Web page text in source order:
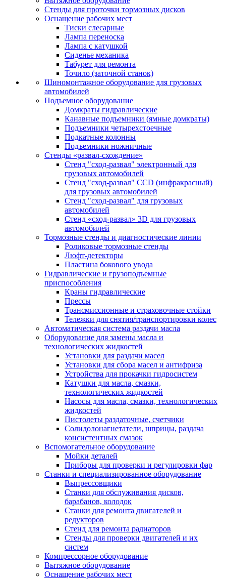
Стенды для проточки тормозных дисков
Оснащение рабочих мест
Тиски слесарные
Лампа переноска
Лампа с катушкой
Сиденье механика
Табурет для ремонта
Точило (заточной станок)
Шиномонтажное оборудование для грузовых
автомобилей
Подъемное оборудование
Домкраты гидравлические
Канавные подъемники (ямные домкраты)
Подъемники четырехстоечные
Подкатные колонны
Подъемники ножничные
Стенды «развал-схождение»
Стенд "сход-развал" электронный для
грузовых автомобилей
Стенд "сход-развал" CCD (инфракрасный)
для грузовых автомобилей
Стенд "сход-развал" для грузовых
автомобилей
Стенд «сход-развал» 3D для грузовых
автомобилей
Тормозные стенды и диагностические линии
Роликовые тормозные стенды
Люфт-детекторы
Пластина бокового увода
Гидравлические и грузоподъемные
приспособления
Краны гидравлические
Прессы
Трансмиссионные и страховочные стойки
Тележки для снятия/транспортировки колес
Автоматическая система раздачи масла
Оборудование для замены масла и
технологических жидкостей
Установки для раздачи масел
Установки для сбора масел и антифриза
Устройства для прокачки гидросистем
Катушки для масла, смазки,
технологических жидкостей
Насосы для масла, смазки, технологических
жидкостей
Пистолеты раздаточные, счетчики
Солидолонагнетатели, шприцы, раздача
консистентных смазок
Вспомогательное оборудование
Мойки деталей
Приборы для проверки и регулировки фар
Станки и специализированное оборудование
Выпрессовщики
Станки для обслуживания дисков,
барабанов, колодок
Станки для ремонта двигателей и
редукторов
Стенд для ремонта радиаторов
Стенды для проверки двигателей и их
систем
Компрессорное оборудование
Вытяжное оборудование
Оснащение рабочих мест